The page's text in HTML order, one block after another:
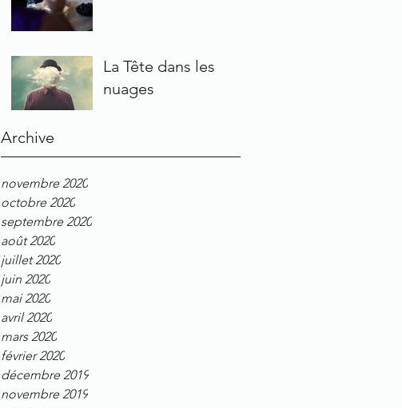
La Tête dans les
nuages
Archive
novembre 2020
octobre 2020
septembre 2020
août 2020
juillet 2020
juin 2020
mai 2020
avril 2020
mars 2020
février 2020
décembre 2019
novembre 2019